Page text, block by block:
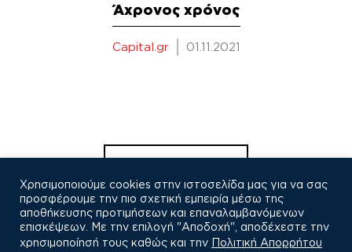
Άχρονος χρόνος
Capital.gr 01.11.2021
άρθρων
Χρησιμοποιούμε cookies στην ιστοσελίδα μας για να σας
προσφέρουμε την πιο σχετική εμπειρία μέσω της
αποθήκευσης προτιμήσεων και επαναλαμβανόμενων
επισκέψεων. Με την επιλογή "Αποδοχή", αποδέχεστε την
χρησιμοποίησή τους καθώς και την Πολιτική Απορρήτου